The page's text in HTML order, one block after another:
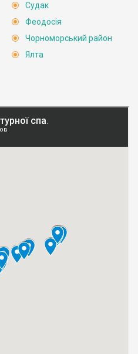
Судак
Феодосія
Чорноморський район
Ялта